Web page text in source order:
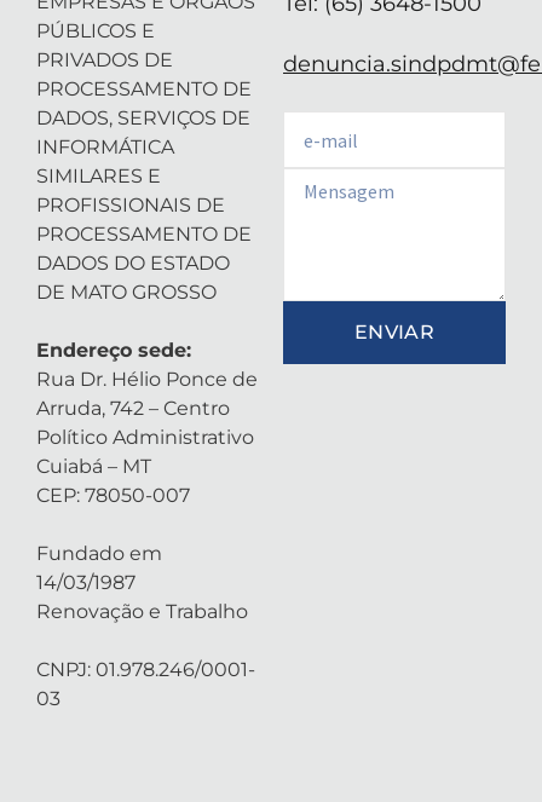
PÚBLICOS E
PRIVADOS DE
PROCESSAMENTO DE
DADOS, SERVIÇOS DE
INFORMÁTICA
SIMILARES E
PROFISSIONAIS DE
PROCESSAMENTO DE
DADOS DO ESTADO
DE MATO GROSSO
Endereço sede:
Rua Dr. Hélio Ponce de
Arruda, 742 – Centro
Político Administrativo
Cuiabá – MT
CEP: 78050-007
Fundado em
14/03/1987
Renovação e Trabalho
CNPJ: 01.978.246/0001-
03
Email
ENVIAR